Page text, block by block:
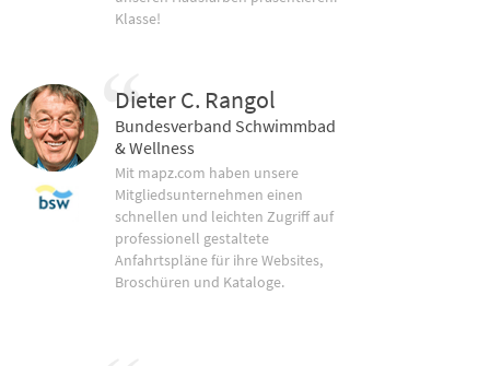
Klasse!
Dieter C. Rangol
Bundesverband Schwimmbad
& Wellness
Mit mapz.com haben unsere
Mitgliedsunternehmen einen
schnellen und leichten Zugriff auf
professionell gestaltete
Anfahrtspläne für ihre Websites,
Broschüren und Kataloge.